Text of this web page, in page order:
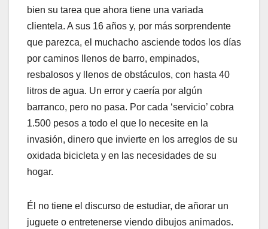
bien su tarea que ahora tiene una variada
clientela. A sus 16 años y, por más sorprendente
que parezca, el muchacho asciende todos los días
por caminos llenos de barro, empinados,
resbalosos y llenos de obstáculos, con hasta 40
litros de agua. Un error y caería por algún
barranco, pero no pasa. Por cada ‘servicio’ cobra
1.500 pesos a todo el que lo necesite en la
invasión, dinero que invierte en los arreglos de su
oxidada bicicleta y en las necesidades de su
hogar.
Él no tiene el discurso de estudiar, de añorar un
juguete o entretenerse viendo dibujos animados.